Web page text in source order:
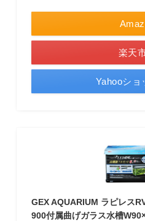
楽天
Yahooショ
GEX AQUARIUM ラピレス
900付属曲げガラス水槽